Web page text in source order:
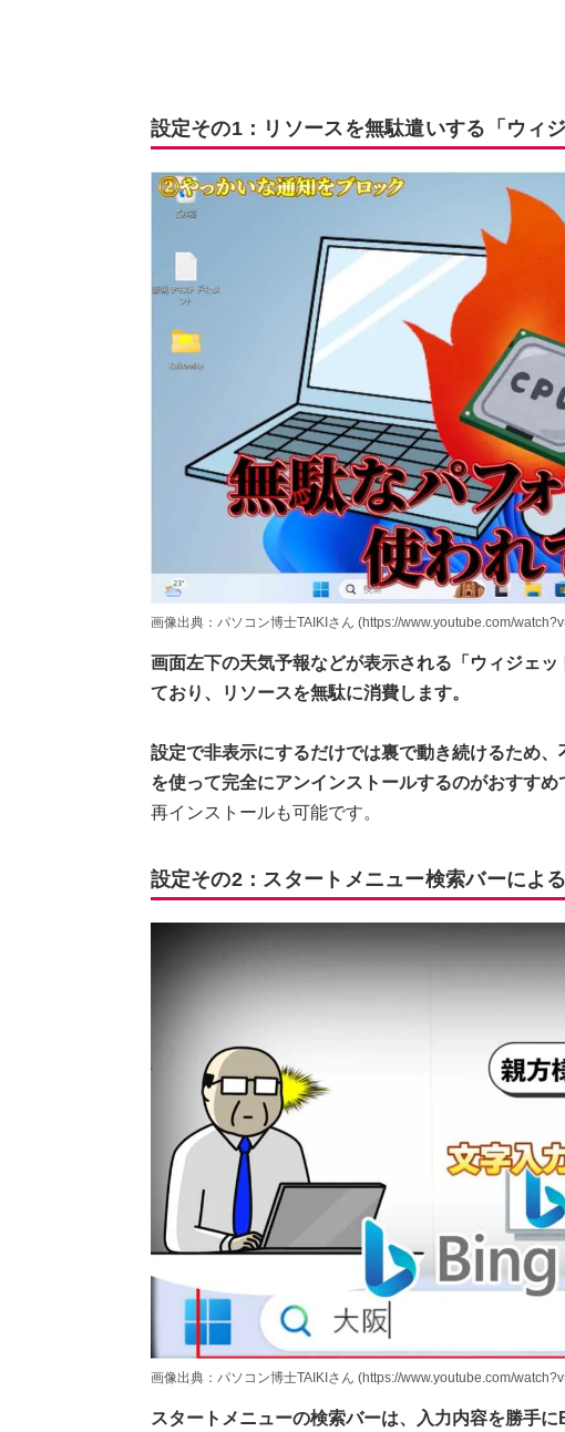
設定その1：リソースを無駄遣いする「ウィ
画像出典：パソコン博士TAIKIさん (https://www.youtube.com/
画面左下の天気予報などが表示される「ウィジェ
ており、リソースを無駄に消費します。
設定で非表示にするだけでは裏で動き続けるため
を使って完全にアンインストールするのがおすすめ
再インストールも可能です。
設定その2：スタートメニュー検索バーによ
画像出典：パソコン博士TAIKIさん (https://www.youtube.com/
スタートメニューの検索バーは、入力内容を勝手